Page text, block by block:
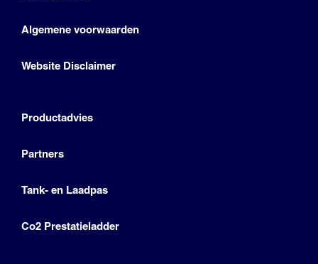
Algemene voorwaarden
Website Disclaimer
Productadvies
Partners
Tank- en Laadpas
Co2 Prestatieladder